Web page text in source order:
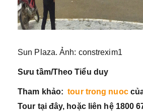
Sun Plaza. Ảnh: constrexim1
Sưu tầm/Theo Tiểu duy
Tham khảo: tour trong nuoc
Tour tại đây, hoặc liên hệ 1800